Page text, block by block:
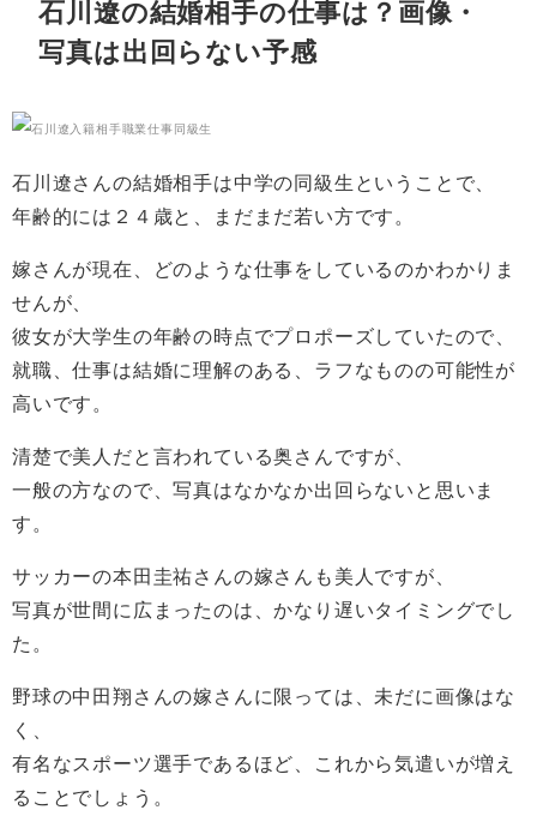
石川遼の結婚相手の仕事は？画像・
写真は出回らない予感
石川遼さんの結婚相手は中学の同級生ということで、
年齢的には２４歳と、まだまだ若い方です。
嫁さんが現在、どのような仕事をしているのかわかりま
せんが、
彼女が大学生の年齢の時点でプロポーズしていたので、
就職、仕事は結婚に理解のある、ラフなものの可能性が
高いです。
清楚で美人だと言われている奥さんですが、
一般の方なので、写真はなかなか出回らないと思いま
す。
サッカーの本田圭祐さんの嫁さんも美人ですが、
写真が世間に広まったのは、かなり遅いタイミングでし
た。
野球の中田翔さんの嫁さんに限っては、未だに画像はな
く、
有名なスポーツ選手であるほど、これから気遣いが増え
ることでしょう。